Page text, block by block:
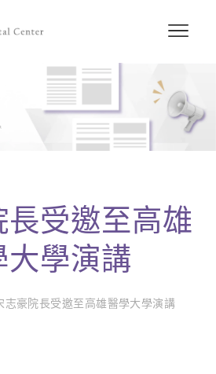
長受邀至高雄
大學演講
志豪院長受邀至高雄醫學大學演講